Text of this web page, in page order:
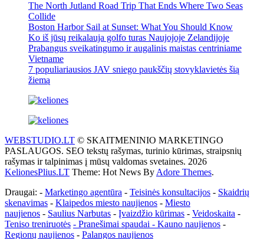
The North Jutland Road Trip That Ends Where Two Seas
Collide
Boston Harbor Sail at Sunset: What You Should Know
Ko iš jūsų reikalauja golfo turas Naujojoje Zelandijoje
Prabangus sveikatingumo ir augalinis maistas centriniame
Vietname
7 populiariausios JAV sniego paukščių stovyklavietės šią
žiemą
WEBSTUDIO.LT © SKAITMENINIO MARKETINGO
PASLAUGOS. SEO tekstų rašymas, turinio kūrimas, straipsnių
rašymas ir talpinimas į mūsų valdomas svetaines. 2026
KelionesPlius.LT Theme: Hot News By Adore Themes.
Draugai: - Marketingo agentūra - Teisinės konsultacijos - Skaidrių
skenavimas - Klaipedos miesto naujienos - Miesto
naujienos - Saulius Narbutas - Įvaizdžio kūrimas - Veidoskaita -
Teniso treniruotės - Pranešimai spaudai - Kauno naujienos -
Regionų naujienos - Palangos naujienos